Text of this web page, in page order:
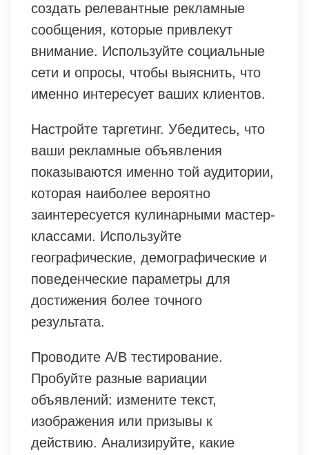
создать релевантные рекламные
сообщения, которые привлекут
внимание. Используйте социальные
сети и опросы, чтобы выяснить, что
именно интересует ваших клиентов.
Настройте таргетинг. Убедитесь, что
ваши рекламные объявления
показываются именно той аудитории,
которая наиболее вероятно
заинтересуется кулинарными мастер-
классами. Используйте
географические, демографические и
поведенческие параметры для
достижения более точного
результата.
Проводите A/B тестирование.
Пробуйте разные вариации
объявлений: измените текст,
изображения или призывы к
действию. Анализируйте, какие